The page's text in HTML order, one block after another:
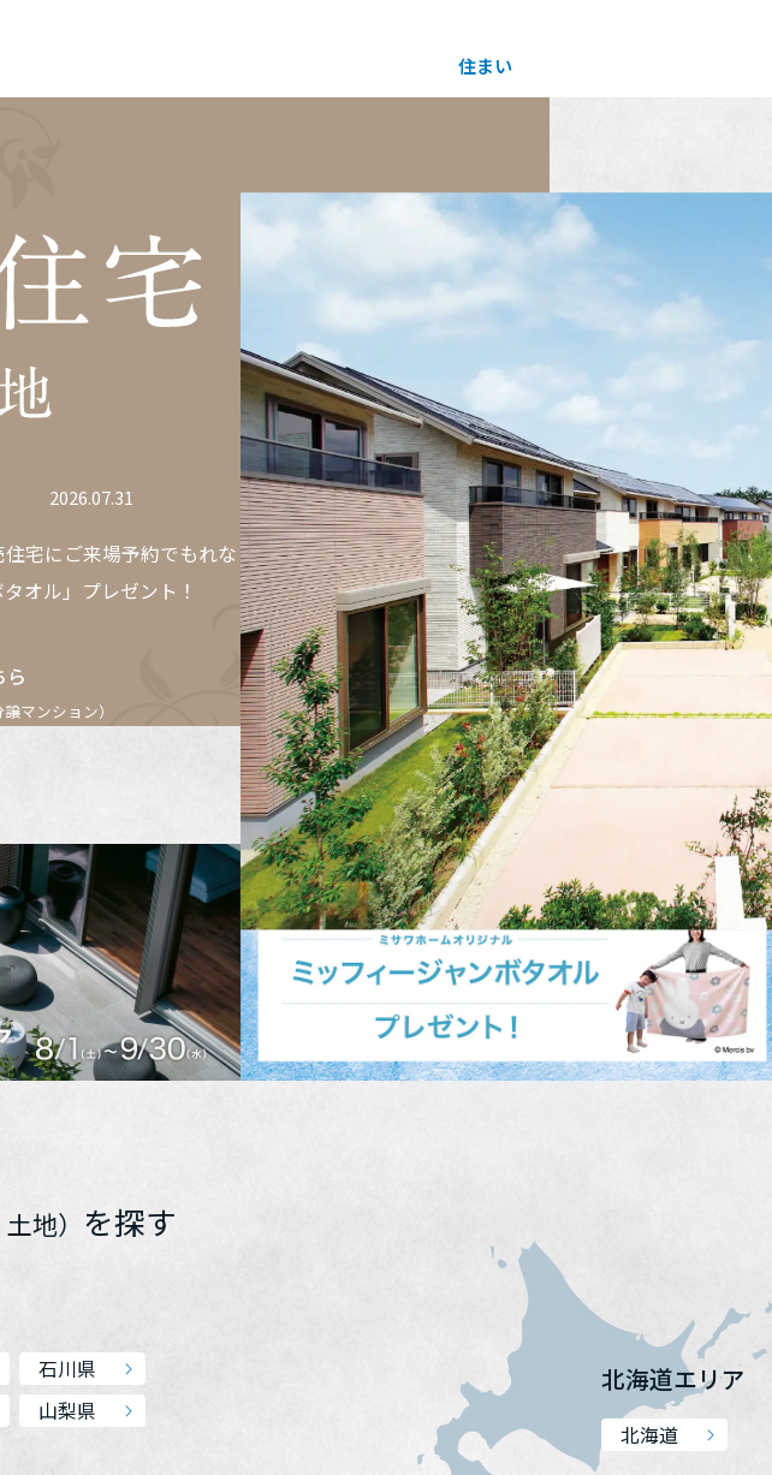
住まい
いの性能）
リー
買う
分譲住宅（建売・土地）検索
中古住宅検索
スムストック検索
分譲マンション検索
売る [MISAWA RELAY]
住まいの売却
多彩な
ホー
法人のお客さま
企業不動産活用（CRE）戦略
社宅建築
医療・介護・子育て・障がい福祉施設
こ
土地活
ホー
ン
は
事業用
事業用リノベーション
ホテル・旅館リフォーム
リフォーム営業所
実例動
発
アスマチ-）
業
事業
事業用売買
事業用地・事業用建物
分譲用地
すべて
な未来
ミサ
ー
ングサポート）
ス
ご相談窓口
とミサ
便利・
プ
採用情報
中途採用
障がい者採用
ウエルネス事業
海外事業
2026.07.31
宅にご来場予約でもれな
オル」プレゼント！
ら
マンション）
地） を探す
石川県
山梨県
北海道エリア
北海道
物件情報を読み込んでいます
物件情報を読み込んでいます